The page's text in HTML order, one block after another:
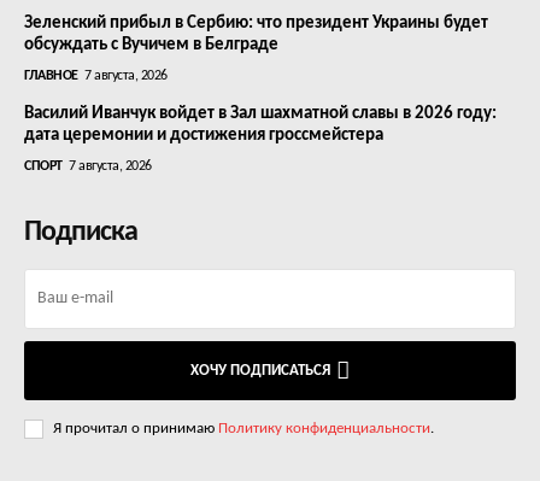
Зеленский прибыл в Сербию: что президент Украины будет
обсуждать с Вучичем в Белграде
ГЛАВНОЕ 7 августа, 2026
Василий Иванчук войдет в Зал шахматной славы в 2026 году:
дата церемонии и достижения гроссмейстера
СПОРТ 7 августа, 2026
Подписка
ХОЧУ ПОДПИСАТЬСЯ
Я прочитал о принимаю Политику конфиденциальности.